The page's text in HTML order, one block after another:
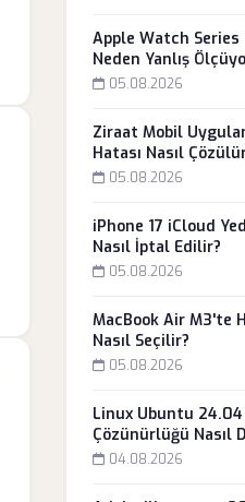
Apple Watch Series
Neden Yanlış
05.08.2026
Ziraat Mobil
Hatası Nasıl
05.08.2026
iPhone 17 iCloud
Nasıl İptal Edilir?
05.08.2026
MacBook Air M3'te
Nasıl Seçilir?
05.08.2026
Linux Ubuntu
Çözünürlüğü Nasıl
04.08.2026